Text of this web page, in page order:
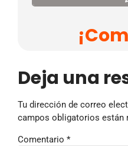
Deja una
Tu dirección de correo
campos obligatorios están
Comentario *